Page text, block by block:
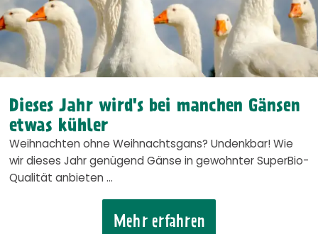
Dieses Jahr wird's bei manchen Gänsen
etwas kühler
Weihnachten ohne Weihnachtsgans? Undenkbar! Wie
wir dieses Jahr genügend Gänse in gewohnter SuperBio-
Qualität anbieten …
Mehr erfahren